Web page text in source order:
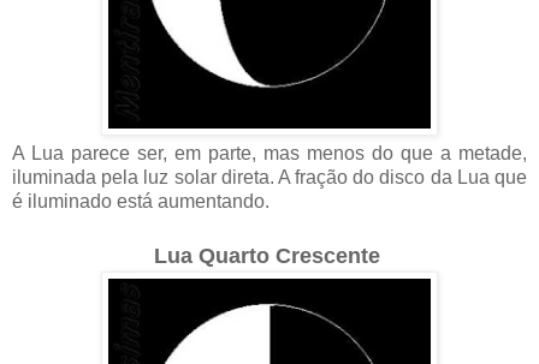
A Lua parece ser, em parte, mas menos do que a metade,
iluminada pela luz solar direta. A fração do disco da Lua que
é iluminado está aumentando.
Lua Quarto Crescente